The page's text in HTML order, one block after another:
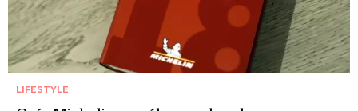
LIFESTYLE